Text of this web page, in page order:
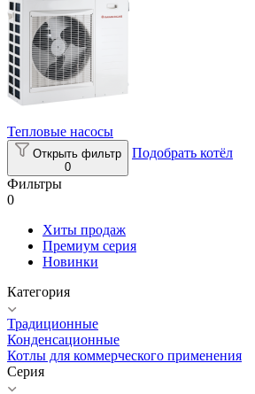
Тепловые насосы
Открыть фильтр
0
Подобрать котёл
Фильтры
0
Хиты продаж
Премиум серия
Новинки
Категория
Традиционные
Конденсационные
Котлы для коммерческого применения
Серия